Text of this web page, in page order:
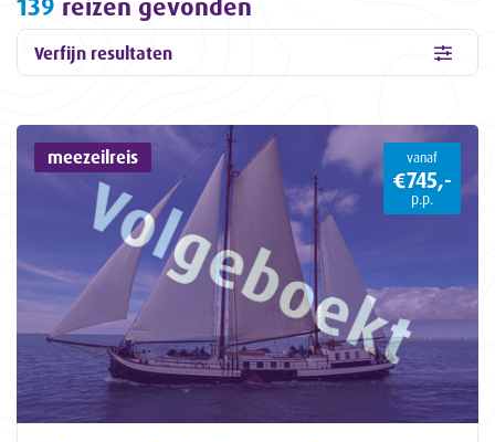
Verfijn resultaten
meezeilreis vanaf
€745,-
p.p.